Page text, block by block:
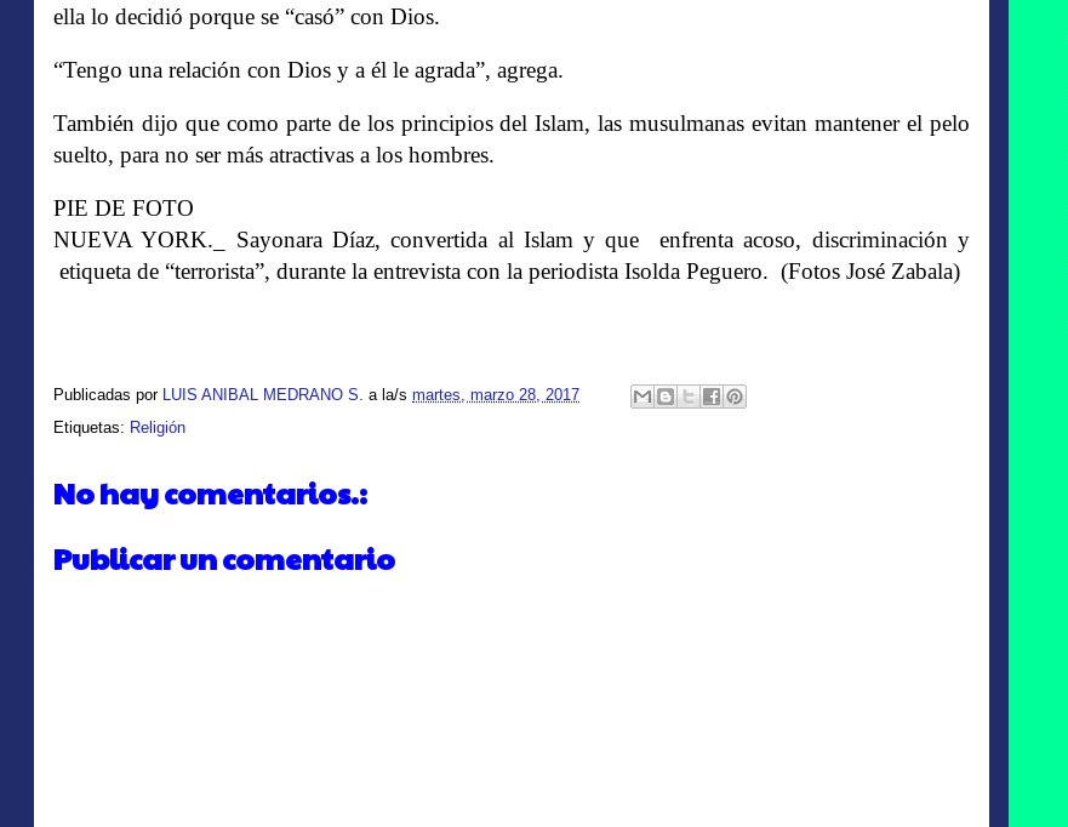
ella lo decidió porque se “casó” con Dios.
“Tengo una relación con Dios y a él le agrada”, agrega.
También dijo que como parte de los principios del Islam, las musulmanas evitan mantener el pelo
suelto, para no ser más atractivas a los hombres.
PIE DE FOTO
NUEVA YORK._ Sayonara Díaz, convertida al Islam y que enfrenta acoso, discriminación y
etiqueta de “terrorista”, durante la entrevista con la periodista Isolda Peguero. (Fotos José Zabala)
Publicadas por LUIS ANIBAL MEDRANO S. a la/s martes, marzo 28, 2017
Etiquetas: Religión
No hay comentarios.:
Publicar un comentario